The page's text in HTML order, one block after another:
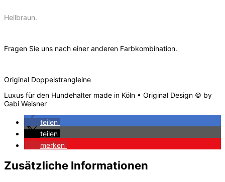
Hellbraun.
Fragen Sie uns nach einer anderen Farbkombination.
Original Doppelstrangleine
Luxus für den Hundehalter made in Köln • Original Design © by
Gabi Weisner
teilen
teilen
merken
Zusätzliche Informationen